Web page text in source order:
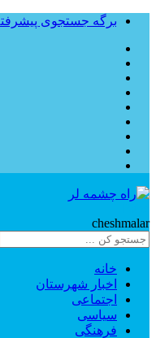
برگه جستجوی
cheshmalar
خانه
اخبار شهرستان
اجتماعی
سیاسی
فرهنگی